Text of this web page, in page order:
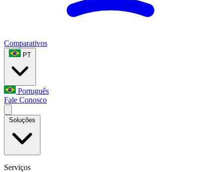
Comparativos
PT
Português
Fale Conosco
Soluções
Serviços